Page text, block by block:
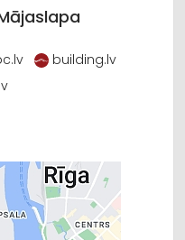
building.lv